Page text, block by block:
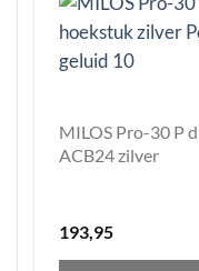
MILOS Pro-30 P
ACB24 zilver
193,95